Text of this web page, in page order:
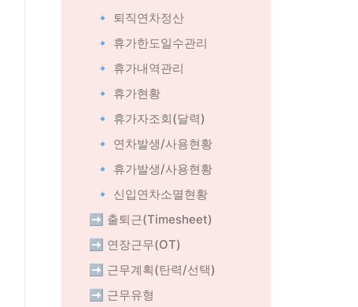
🔹 퇴직연차정산
🔹 휴가한도일수관리
🔹 휴가내역관리
🔹 휴가현황
🔹 휴가자조회(달력)
🔹 연차발생/사용현황
🔹 휴가발생/사용현황
🔹 신입연차소멸현황
➡️ 출퇴근(Timesheet)
➡️ 연장근무(OT)
➡️ 근무계획(탄력/선택)
➡️ 근무유형